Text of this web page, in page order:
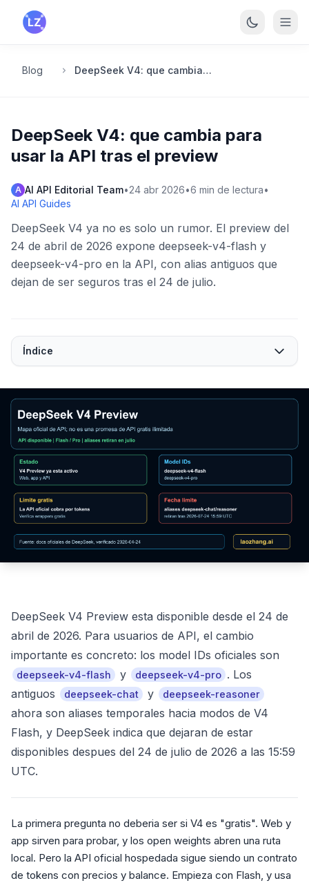
Saltar al contenido principal
Blog DeepSeek V4: que cambia para usar la API tras el preview
DeepSeek V4: que cambia para
usar la API tras el preview
A AI API Editorial Team•24 abr 2026•6 min de lectura•
AI API Guides
DeepSeek V4 ya no es solo un rumor. El preview del
24 de abril de 2026 expone deepseek-v4-flash y
deepseek-v4-pro en la API, con alias antiguos que
dejan de ser seguros tras el 24 de julio.
Índice
DeepSeek V4 Preview esta disponible desde el 24 de
abril de 2026. Para usuarios de API, el cambio
importante es concreto: los model IDs oficiales son
deepseek-v4-flash y deepseek-v4-pro . Los
antiguos
deepseek-chat y deepseek-reasoner
ahora son aliases temporales hacia modos de V4
Flash, y DeepSeek indica que dejaran de estar
disponibles despues del 24 de julio de 2026 a las 15:59
UTC.
La primera pregunta no deberia ser si V4 es "gratis". Web y
app sirven para probar, y los open weights abren una ruta
local. Pero la API oficial hospedada sigue siendo un contrato
de tokens con precios y balance. Empieza con Flash, y usa